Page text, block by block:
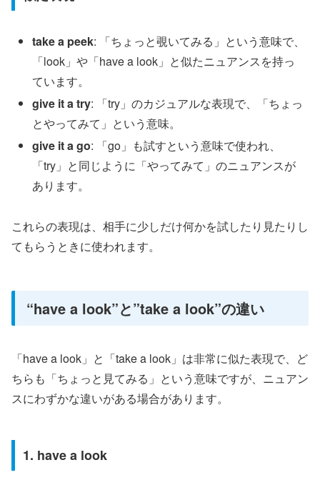
take a peek: 「ちょっと覗いてみる」という意味で、
「look」や「have a look」と似たニュアンスを持っ
ています。
give it a try: 「try」のカジュアルな表現で、「ちょっ
とやってみて」という意味。
give it a go: 「go」も試すという意味で使われ、
「try」と同じように「やってみて」のニュアンスが
あります。
これらの表現は、相手に少しだけ何かを試したり見たりし
てもらうときに使われます。
“have a look”と”take a look”の違い
「have a look」と「take a look」は非常に似た表現で、ど
ちらも「ちょっと見てみる」という意味ですが、ニュアン
スにわずかな違いがある場合があります。
1. have a look